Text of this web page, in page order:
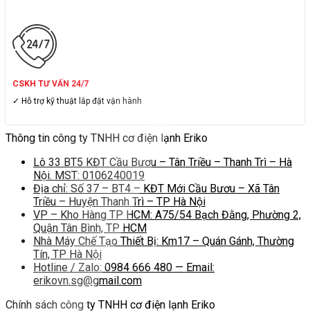
CSKH TƯ VẤN 24/7
✓ Hỗ trợ kỹ thuật lắp đặt vận hành
Thông tin công ty TNHH cơ điện lạnh Eriko
Lô 33 BT5 KĐT Cầu Bươu – Tân Triều – Thanh Trì – Hà
Nội. MST: 0106240019
Địa chỉ: Số 37 – BT4 – KĐT Mới Cầu Bươu – Xã Tân
Triều – Huyện Thanh Trì – TP Hà Nội
VP – Kho Hàng TP HCM: A75/54 Bạch Đằng, Phường 2,
Quận Tân Bình, TP HCM
Nhà Máy Chế Tạo Thiết Bị: Km17 – Quán Gánh, Thường
Tín, TP Hà Nội
Hotline / Zalo: 0984 666 480 — Email:
erikovn.sg@gmail.com
Chính sách công ty TNHH cơ điện lạnh Eriko